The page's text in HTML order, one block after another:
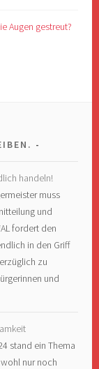
Augen gestreut?
handeln!
muss
und
fordert den
in den Griff
zu
und
stand ein Thema
nur noch